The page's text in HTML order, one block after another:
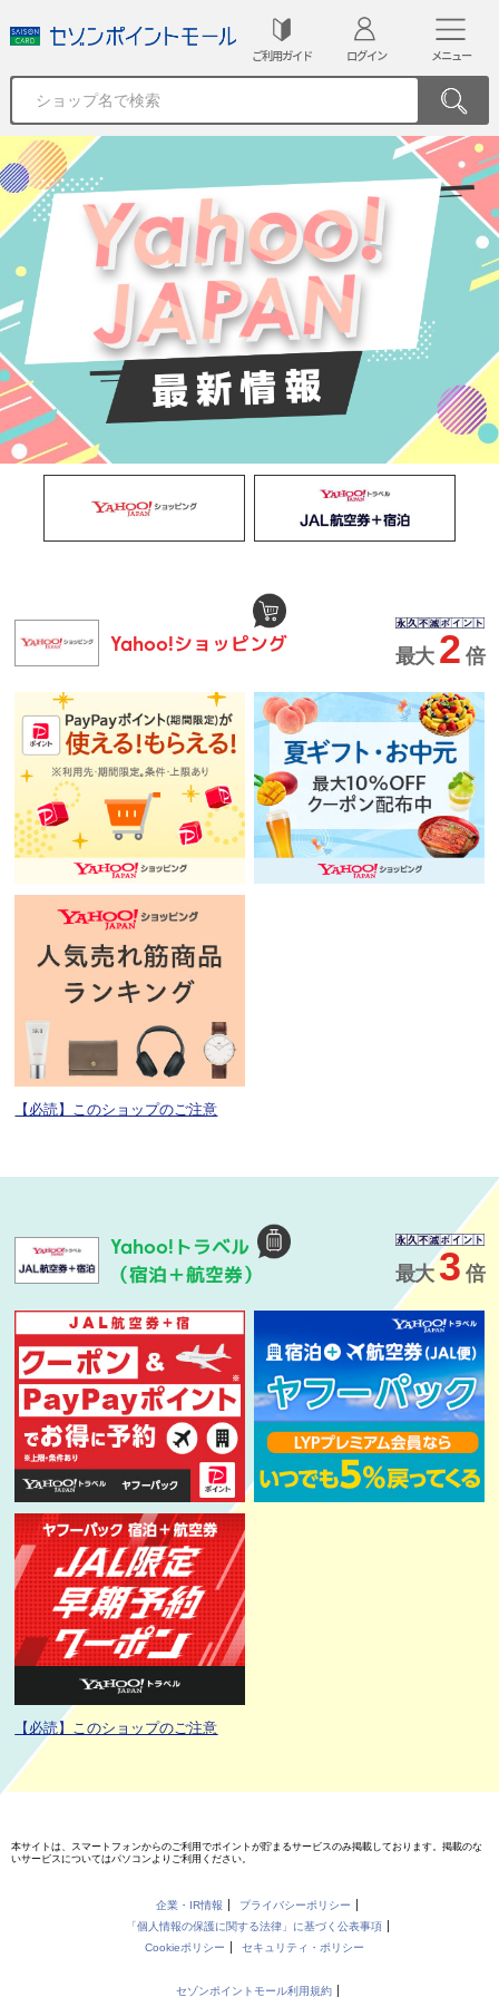
ご利用ガイド ログイン メニュー
Yahoo!ショッピング
最大 2 倍
【必読】このショップのご注意
Yahoo! トラベル
（宿泊＋航空券）
最大 3 倍
【必読】このショップのご注意
本サイトは、スマートフォンからのご利用でポイントが貯まるサービスのみ掲載しております。掲載のな
いサービスについてはパソコンよりご利用ください。
企業・IR情報
プライバシーポリシー
「個人情報の保護に関する法律」に基づく公表事項
Cookieポリシー
セキュリティ・ポリシー
セゾンポイントモール利用規約